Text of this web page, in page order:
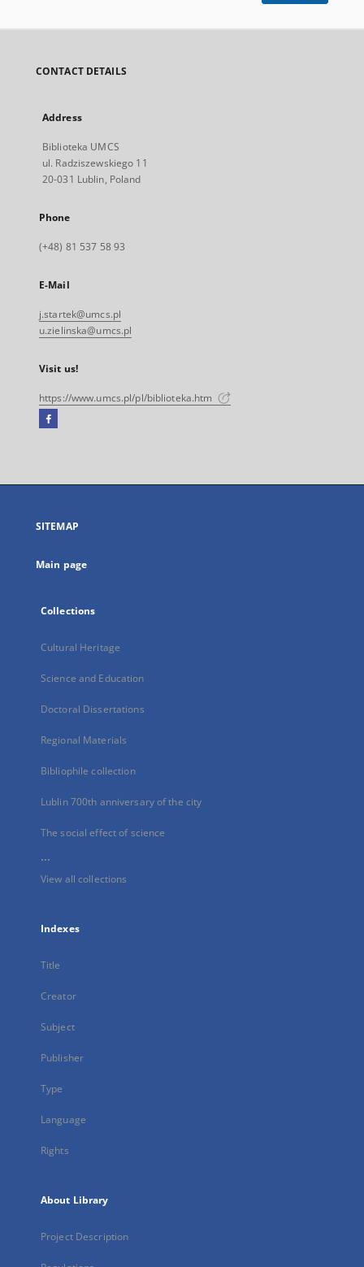
CONTACT DETAILS
Address
Biblioteka UMCS
ul. Radziszewskiego 11
20-031 Lublin, Poland
Phone
(+48) 81 537 58 93
E-Mail
j.startek@umcs.pl
u.zielinska@umcs.pl
Visit us!
https://www.umcs.pl/pl/biblioteka.htm
Facebook
open
new
SITEMAP
Main page
Collections
Cultural Heritage
Science and Education
Doctoral Dissertations
Regional Materials
Bibliophile collection
Lublin 700th anniversary of the city
The social effect of science
...
View all collections
Indexes
Title
Creator
Subject
Publisher
Type
Language
Rights
About Library
Project Description